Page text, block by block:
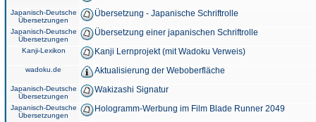
Japanisch-Deutsche
Übersetzungen
Übersetzung - Japanische Schriftrolle
Japanisch-Deutsche
Übersetzungen
Übersetzung einer japanischen Schriftrolle
Kanji-Lexikon Kanji Lernprojekt (mit Wadoku Verweis)
wadoku.de Aktualisierung der Weboberfläche
Japanisch-Deutsche
Übersetzungen
Wakizashi Signatur
Japanisch-Deutsche
Übersetzungen
Hologramm-Werbung im Film Blade Runner 2049